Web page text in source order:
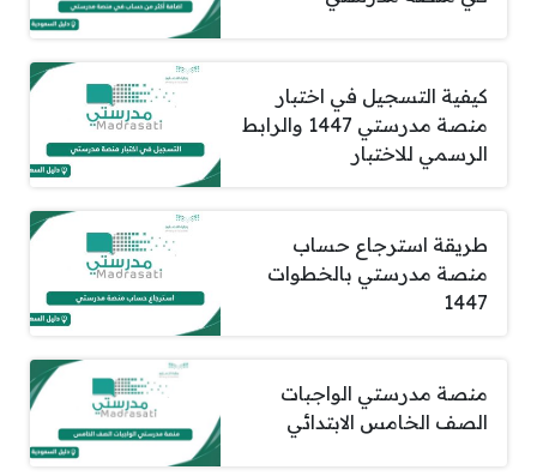
كيفية التسجيل في اختبار
منصة مدرستي 1447 والرابط
الرسمي للاختبار
طريقة استرجاع حساب
منصة مدرستي بالخطوات
1447
منصة مدرستي الواجبات
الصف الخامس الابتدائي